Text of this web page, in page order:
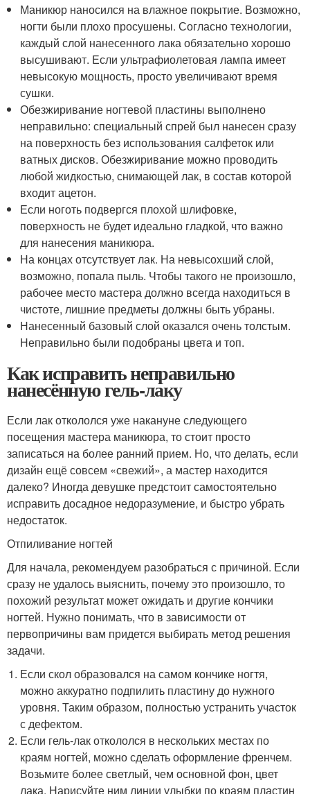
Маникюр наносился на влажное покрытие. Возможно,
ногти были плохо просушены. Согласно технологии,
каждый слой нанесенного лака обязательно хорошо
высушивают. Если ультрафиолетовая лампа имеет
невысокую мощность, просто увеличивают время
сушки.
Обезжиривание ногтевой пластины выполнено
неправильно: специальный спрей был нанесен сразу
на поверхность без использования салфеток или
ватных дисков. Обезжиривание можно проводить
любой жидкостью, снимающей лак, в состав которой
входит ацетон.
Если ноготь подвергся плохой шлифовке,
поверхность не будет идеально гладкой, что важно
для нанесения маникюра.
На концах отсутствует лак. На невысохший слой,
возможно, попала пыль. Чтобы такого не произошло,
рабочее место мастера должно всегда находиться в
чистоте, лишние предметы должны быть убраны.
Нанесенный базовый слой оказался очень толстым.
Неправильно были подобраны цвета и топ.
Как исправить неправильно
нанесённую гель-лаку
Если лак откололся уже накануне следующего
посещения мастера маникюра, то стоит просто
записаться на более ранний прием. Но, что делать, если
дизайн ещё совсем «свежий», а мастер находится
далеко? Иногда девушке предстоит самостоятельно
исправить досадное недоразумение, и быстро убрать
недостаток.
Отпиливание ногтей
Для начала, рекомендуем разобраться с причиной. Если
сразу не удалось выяснить, почему это произошло, то
похожий результат может ожидать и другие кончики
ногтей. Нужно понимать, что в зависимости от
первопричины вам придется выбирать метод решения
задачи.
Если скол образовался на самом кончике ногтя,
можно аккуратно подпилить пластину до нужного
уровня. Таким образом, полностью устранить участок
с дефектом.
Если гель-лак откололся в нескольких местах по
краям ногтей, можно сделать оформление френчем.
Возьмите более светлый, чем основной фон, цвет
лака. Нарисуйте ним линии улыбки по краям пластин